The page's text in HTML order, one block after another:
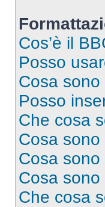
Cos’è il
Posso
Cosa
Posso
Che cosa
Cosa
Cosa
Cosa
Che cosa